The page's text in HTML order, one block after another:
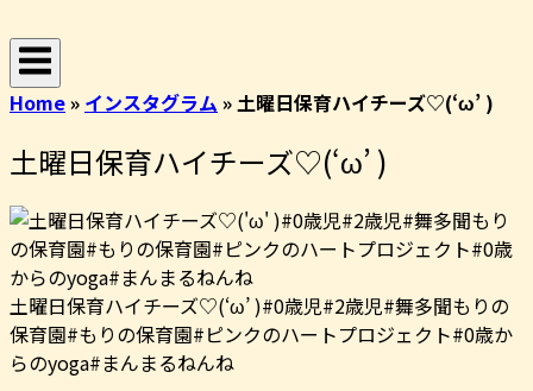
ン
テ
ン
へ
キ
ッ
プ
ー
ム
Home» インスタグラム »土曜日保育ハイチーズ♡︎(‘ω’︎ )
土曜日保育ハイチーズ♡︎(‘ω’︎ )
土曜日保育ハイチーズ♡︎(‘ω’︎ )#0歳児#2歳児#舞多聞もりの
保育園#もりの保育園#ピンクのハートプロジェクト#0歳か
らのyoga#まんまるねんね